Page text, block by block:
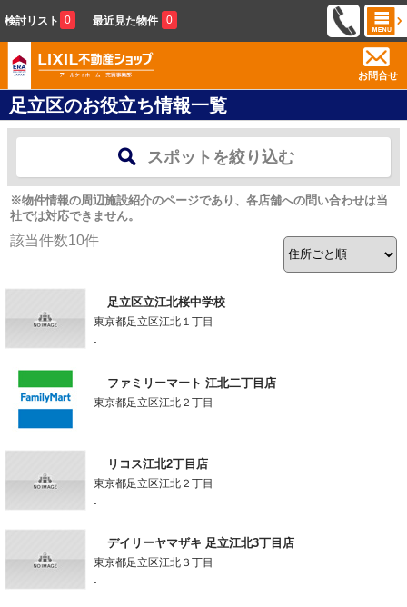
検討リスト 0 最近見た物件 0
お問合せ
足立区のお役立ち情報一覧
スポットを絞り込む
※物件情報の周辺施設紹介のページであり、各店舗への問い合わせは当
社では対応できません。
該当件数10件
足立区立江北桜中学校
東京都足立区江北１丁目
-
ファミリーマート 江北二丁目店
東京都足立区江北２丁目
-
リコス江北2丁目店
東京都足立区江北２丁目
-
デイリーヤマザキ 足立江北3丁目店
東京都足立区江北３丁目
-